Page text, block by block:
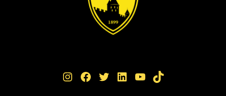
Instagram Facebook Twitter LinkedIn YouTube TikTok